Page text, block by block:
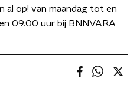
al op! van maandag tot en
09.00 uur bij BNNVARA